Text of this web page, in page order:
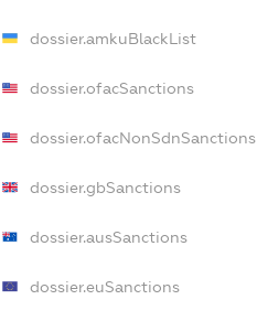
dossier.amkuBlackList
dossier.ofacSanctions
dossier.ofacNonSdnSanctions
dossier.gbSanctions
dossier.ausSanctions
dossier.euSanctions